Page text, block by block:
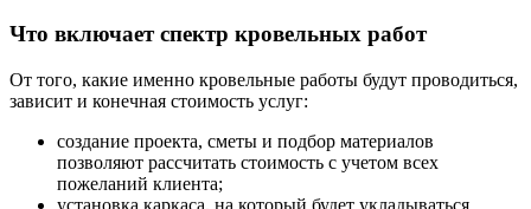
Что включает спектр кровельных работ
От того, какие именно кровельные работы будут проводиться,
зависит и конечная стоимость услуг:
создание проекта, сметы и подбор материалов
позволяют рассчитать стоимость с учетом всех
пожеланий клиента;
установка каркаса, на который будет укладываться